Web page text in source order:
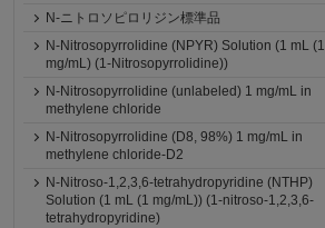
N-ニトロソピロリジン標準品
N-Nitrosopyrrolidine (NPYR) Solution (1 mL (1
mg/mL) (1-Nitrosopyrrolidine))
N-Nitrosopyrrolidine (unlabeled) 1 mg/mL in
methylene chloride
N-Nitrosopyrrolidine (D8, 98%) 1 mg/mL in
methylene chloride-D2
N-Nitroso-1,2,3,6-tetrahydropyridine (NTHP)
Solution (1 mL (1 mg/mL)) (1-nitroso-1,2,3,6-
tetrahydropyridine)